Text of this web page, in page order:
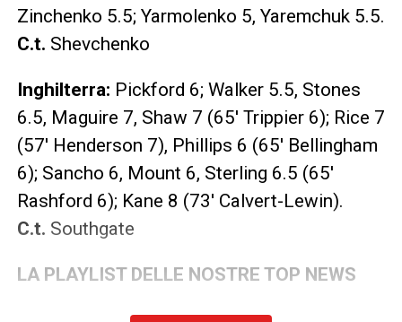
Zinchenko 5.5; Yarmolenko 5, Yaremchuk 5.5.
C.t. Shevchenko
Inghilterra: Pickford 6; Walker 5.5, Stones
6.5, Maguire 7, Shaw 7 (65′ Trippier 6); Rice 7
(57′ Henderson 7), Phillips 6 (65′ Bellingham
6); Sancho 6, Mount 6, Sterling 6.5 (65′
Rashford 6); Kane 8 (73′ Calvert-Lewin).
C.t. Southgate
LA PLAYLIST DELLE NOSTRE TOP NEWS